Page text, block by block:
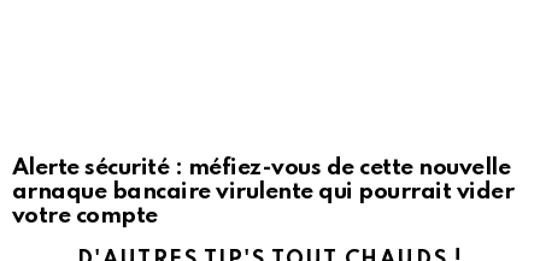
Alerte sécurité : méfiez-vous de cette nouvelle
arnaque bancaire virulente qui pourrait vider
votre compte